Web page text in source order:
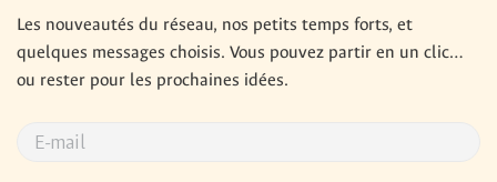
Les nouveautés du réseau, nos petits temps forts, et
quelques messages choisis. Vous pouvez partir en un clic…
ou rester pour les prochaines idées.